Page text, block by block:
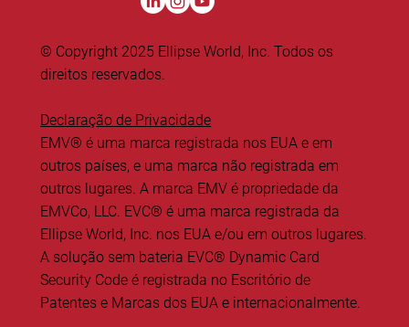
© Copyright 2025 Ellipse World, Inc. Todos os
direitos reservados.
Declaração de Privacidade
EMV® é uma marca registrada nos EUA e em
outros países, e uma marca não registrada em
outros lugares. A marca EMV é propriedade da
EMVCo, LLC. EVC® é uma marca registrada da
Ellipse World, Inc. nos EUA e/ou em outros lugares.
A solução sem bateria EVC® Dynamic Card
Security Code é registrada no Escritório de
Patentes e Marcas dos EUA e internacionalmente.